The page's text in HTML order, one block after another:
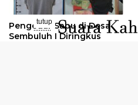
Pengedar Sabu di Desa
Sembuluh I Diringkus
tutup
..........